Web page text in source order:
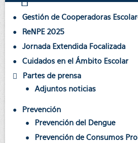
Gestión de Cooperadoras
ReNPE 2025
Jornada Extendida Focalizada
Cuidados en el Ámbito Escolar
Partes de prensa
Adjuntos noticias
Prevención
Prevención del Dengue
Prevención de Consumos